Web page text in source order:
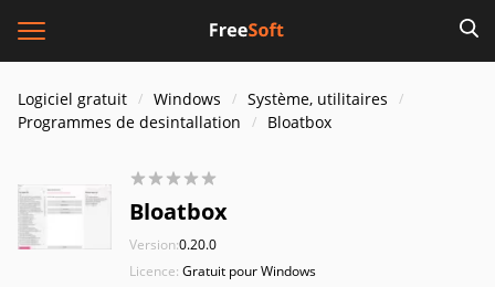
Logiciel gratuit Windows
Système, utilitaires
Programmes de desintallation
Bloatbox
Bloatbox
Version:0.20.0
Licence: Gratuit pour Windows